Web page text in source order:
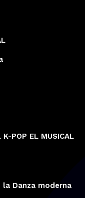
K-POP EL MUSICAL
Danza moderna